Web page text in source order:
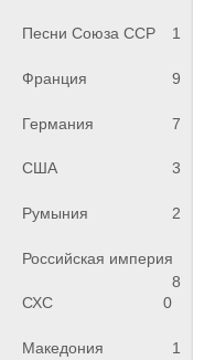
Песни Союза ССР 1
Франция 9
Германия 7
США 3
Румыния 2
Российская империя
8
СХС
0
Македония 1